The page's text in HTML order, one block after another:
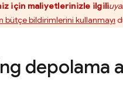
için maliyetlerinizle ilgili
bütçe bildirimlerini kullanmayı
depolama